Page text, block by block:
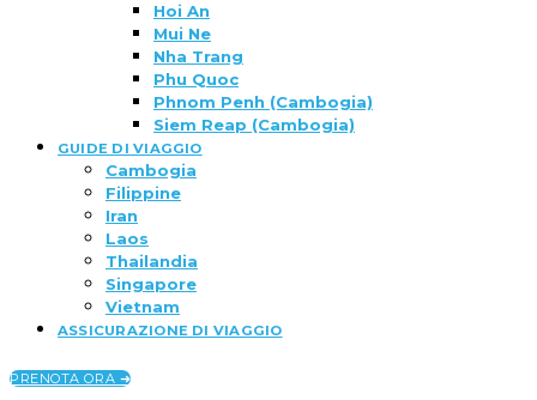
Hoi An
Mui Ne
Nha Trang
Phu Quoc
Phnom Penh (Cambogia)
Siem Reap (Cambogia)
GUIDE DI VIAGGIO
Cambogia
Filippine
Iran
Laos
Thailandia
Singapore
Vietnam
ASSICURAZIONE DI VIAGGIO
PRENOTA ORA ➜